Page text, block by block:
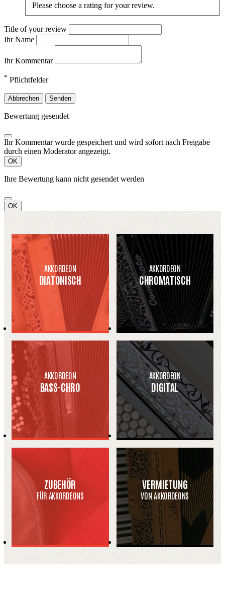
Please choose a rating for your review.
Title of your review
Ihr Name
Ihr Kommentar
* Pflichtfelder
Abbrechen Senden
Bewertung gesendet
Ihr Kommentar wurde gespeichert und wird sofort nach Freigabe
durch einen Moderator angezeigt.
OK
Ihre Bewertung kann nicht gesendet werden
OK
AKKORDEON
DIATONISCH
AKKORDEON
CHROMATISCH
AKKORDEON
BASS-CHRO
AKKORDEON
DIGITAL
ZUBEHÖR
FÜR AKKORDEONS
VERMIETUNG
VON AKKORDEONS